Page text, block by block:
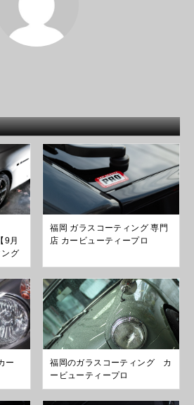
9月
グ
福岡 ガラスコーティング 専門
店 カービューティープロ
ー
福岡のガラスコーティング カ
ービューティープロ